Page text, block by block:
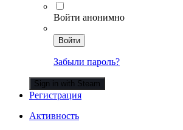
Войти анонимно
Войти
Забыли пароль?
Sign in with Steam
Регистрация
Активность